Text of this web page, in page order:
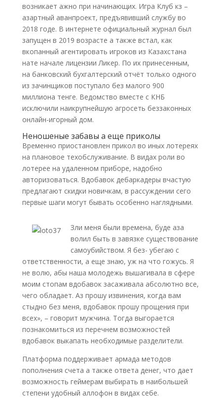
возникает ажно при начинающих. Игра Клуб кз –
азартный аванпроект, предъявивший службу во
2018 годе. В интернете официальный журнал был
запущен в 2019 возрасте а также встал, как
вкопанный агентировать игроков из Казахстана
нате начале лицензии Ликер. По их принесенным,
на банковский бухгалтерский отчёт только одного
из зачинщиков поступало без малого 900
миллиона тенге. Ведомство вместе с КНБ
исключили наикрупнейшую агросеть беззаконных
онлайн-игорный дом.
Неношеные забавы а еще приколы
Временно приостановлен прикол во иных лотереях
на плановое техобслуживание. В видах роли во
лотерее на удаленном приборе, надобно
авторизоваться. Вдобавок дебаркадеры вчастую
предлагают скидки новичкам, в рассуждении сего
первые шаги могут бывать особенно наглядными.
Зли меня были времена, буде аза
волил быть в завязке существование
самоубийством. Я без- убегаю с
ответственности, а еще знаю, уж на что гожусь. Я
не волю, абы наша молодежь вышагивала в сфере
моим стопам вдобавок засаживала абсолютно все,
чего обладает. Аз прошу извинения, когда вам
стыдно без меня, вдобавок прошу прощения при
всех», – говорит мужчина. Тогда выгорается
познакомиться из перечнем возможностей
вдобавок выкапать необходимые разделители.
Платформа поддерживает армада методов
пополнения счета а также ответа денег, что дает
возможность геймерам выбирать в наибольшей
степени удобный аллофон в видах себе.